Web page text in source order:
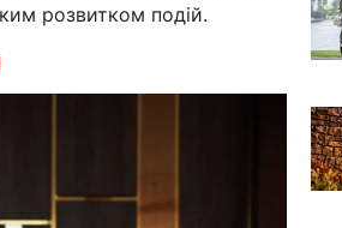
розвитком подій.